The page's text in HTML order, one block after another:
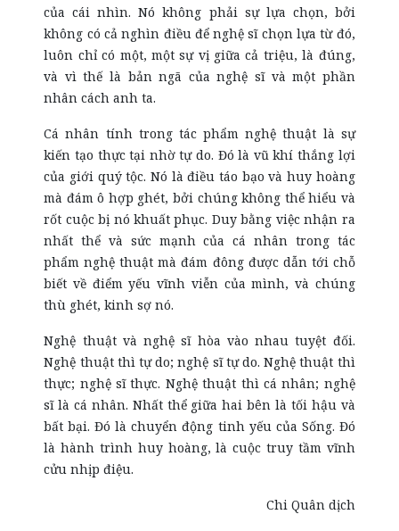
của cái nhìn. Nó không phải sự lựa chọn, bởi
không có cả nghìn điều để nghệ sĩ chọn lựa từ đó,
luôn chỉ có một, một sự vị giữa cả triệu, là đúng,
và vì thế là bản ngã của nghệ sĩ và một phần
nhân cách anh ta.
Cá nhân tính trong tác phẩm nghệ thuật là sự
kiến tạo thực tại nhờ tự do. Đó là vũ khí thắng lợi
của giới quý tộc. Nó là điều táo bạo và huy hoàng
mà đám ô hợp ghét, bởi chúng không thể hiểu và
rốt cuộc bị nó khuất phục. Duy bằng việc nhận ra
nhất thể và sức mạnh của cá nhân trong tác
phẩm nghệ thuật mà đám đông được dẫn tới chỗ
biết về điểm yếu vĩnh viễn của mình, và chúng
thù ghét, kinh sợ nó.
Nghệ thuật và nghệ sĩ hòa vào nhau tuyệt đối.
Nghệ thuật thì tự do; nghệ sĩ tự do. Nghệ thuật thì
thực; nghệ sĩ thực. Nghệ thuật thì cá nhân; nghệ
sĩ là cá nhân. Nhất thể giữa hai bên là tối hậu và
bất bại. Đó là chuyển động tinh yếu của Sống. Đó
là hành trình huy hoàng, là cuộc truy tầm vĩnh
cửu nhịp điệu.
Chi Quân dịch